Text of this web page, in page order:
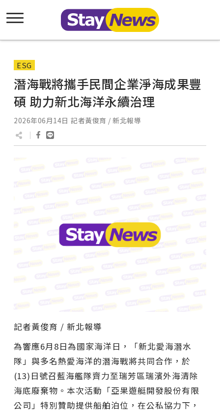
ESG
潛海戰將攜手民間企業淨海成果豐
碩 助力新北海洋永續治理
2026年06月14日 記者黃俊育 / 新北報導
記者黃俊育 / 新北報導
為響應6月8日為國家海洋日，「新北愛海潛水
隊」與多名熱愛海洋的潛海戰將共同合作，於
(13)日號召藍海艦隊齊力至瑞芳區瑞濱外海清除
海底廢棄物。本次活動「亞果遊艇開發股份有限
公司」特別贊助提供船舶泊位，在公私協力下，